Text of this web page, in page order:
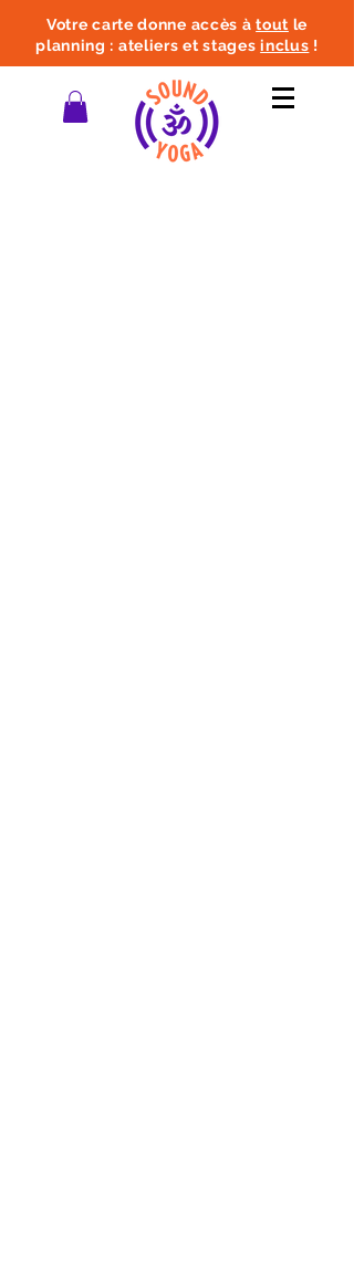
Votre carte donne accès àtout le
planning : ateliers et stagesinclus !